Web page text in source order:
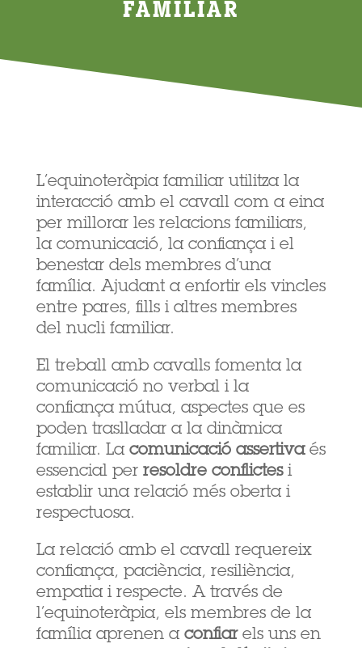
FAMILIAR
L’equinoteràpia familiar utilitza la
interacció amb el cavall com a eina
per millorar les relacions familiars,
la comunicació, la confiança i el
benestar dels membres d’una
família. Ajudant a enfortir els vincles
entre pares, fills i altres membres
del nucli familiar.
El treball amb cavalls fomenta la
comunicació no verbal i la
confiança mútua, aspectes que es
poden traslladar a la dinàmica
familiar. La comunicació assertivaés
essencial per resoldre conflictesi
establir una relació més oberta i
respectuosa.
La relació amb el cavall requereix
confiança, paciència, resiliència,
empatia i respecte. A través de
l’equinoteràpia, els membres de la
família aprenen a confiarels uns en